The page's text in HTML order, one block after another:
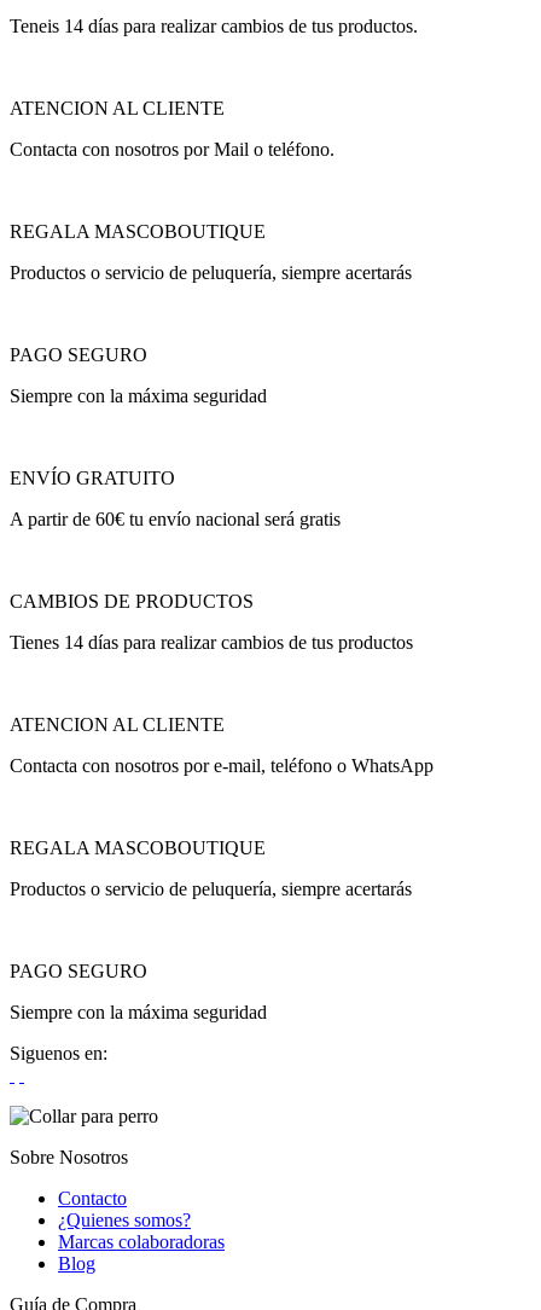
Teneis 14 días para realizar cambios de tus productos.
ATENCION AL CLIENTE
Contacta con nosotros por Mail o teléfono.
REGALA MASCOBOUTIQUE
Productos o servicio de peluquería, siempre acertarás
PAGO SEGURO
Siempre con la máxima seguridad
ENVÍO GRATUITO
A partir de 60€ tu envío nacional será gratis
CAMBIOS DE PRODUCTOS
Tienes 14 días para realizar cambios de tus productos
ATENCION AL CLIENTE
Contacta con nosotros por e-mail, teléfono o WhatsApp
REGALA MASCOBOUTIQUE
Productos o servicio de peluquería, siempre acertarás
PAGO SEGURO
Siempre con la máxima seguridad
Siguenos en:
Sobre Nosotros
Contacto
¿Quienes somos?
Marcas colaboradoras
Blog
Guía de Compra